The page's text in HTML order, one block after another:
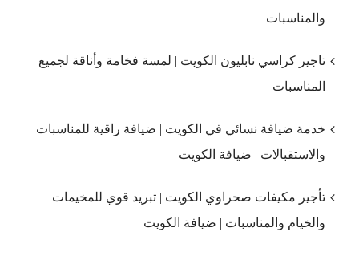
والمناسبات
تاجير كراسي نابليون الكويت | لمسة فخامة وأناقة لجميع
المناسبات
خدمة ضيافة نسائي في الكويت | ضيافة راقية للمناسبات
والاستقبالات | ضيافة الكويت
تأجير مكيفات صحراوي الكويت | تبريد قوي للمخيمات
والخيام والمناسبات | ضيافة الكويت